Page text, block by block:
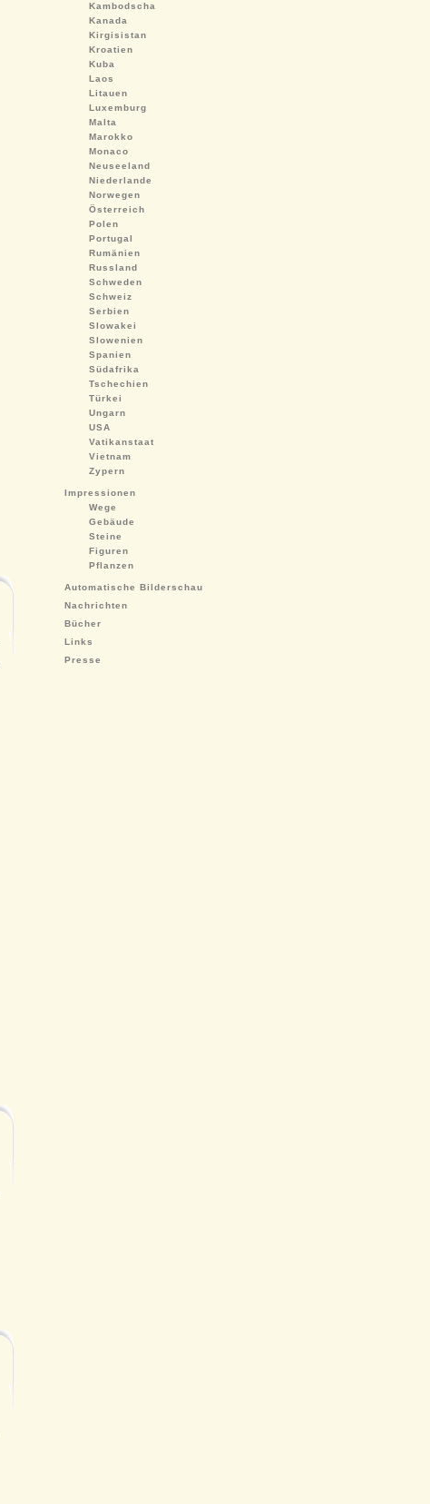
Kambodscha
Kanada
Kirgisistan
Kroatien
Kuba
Laos
Litauen
Luxemburg
Malta
Marokko
Monaco
Neuseeland
Niederlande
Norwegen
Österreich
Polen
Portugal
Rumänien
Russland
Schweden
Schweiz
Serbien
Slowakei
Slowenien
Spanien
Südafrika
Tschechien
Türkei
Ungarn
USA
Vatikanstaat
Vietnam
Zypern
Impressionen
Wege
Gebäude
Steine
Figuren
Pflanzen
Automatische Bilderschau
Nachrichten
Bücher
Links
Presse